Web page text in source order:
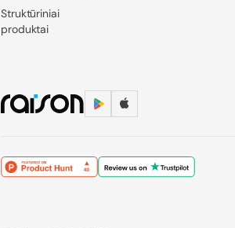
Struktūriniai
produktai